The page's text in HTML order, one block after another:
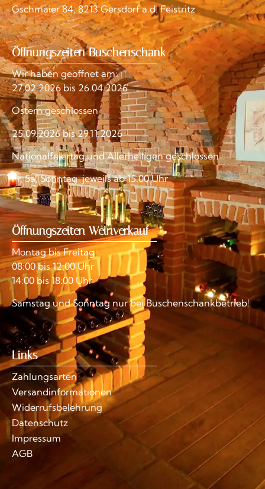
Gschmaier 84, 8213 Gersdorf a.d. Feistritz
Öffnungszeiten Buschenschank
Wir haben geöffnet am:
27.02.2026 bis 26.04.2026
Ostern geschlossen
25.09.2026 bis 29.11.2026
Nationalfeiertag und Allerheiligen geschlossen
Fr, Sa, Sonntag jeweils ab 15:00 Uhr
Öffnungszeiten Weinverkauf
Montag bis Freitag
08:00 bis 12:00 Uhr
14:00 bis 18:00 Uhr
Samstag und Sonntag nur bei Buschenschankbetrieb!
Links
Zahlungsarten
Versandinformationen
Widerrufsbelehrung
Datenschutz
Impressum
AGB